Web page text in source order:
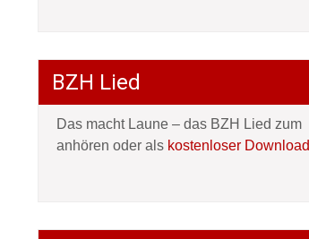
BZH Lied
Das macht Laune – das BZH Lied zum
anhören oder als kostenloser Download